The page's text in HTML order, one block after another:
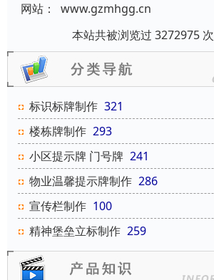
网站：
www.gzmhgg.cn
本站共被浏览过 3272975 次
标识标牌制作 321
楼栋牌制作 293
小区提示牌 门号牌 241
物业温馨提示牌制作 286
宣传栏制作 100
精神堡垒立标制作 259